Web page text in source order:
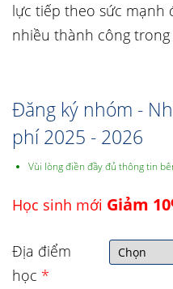
lực tiếp theo sức mạnh
nhiều thành công
Đăng ký nhóm -
phí 2025 - 2026
Vùi lòng điền đầy đủ thông tin
Học sinh mới Giảm
Địa điểm
học *